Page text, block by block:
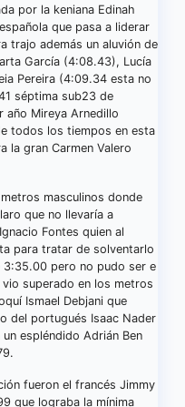
por la keniana Edinah
que pasa a liderar
trajo además un aluvión de
García (4:08.43), Lucía
Pereira (4:09.34 esta no
séptima sub23 de
año Mireya Arnedillo
todos los tiempos en esta
la gran Carmen Valero
masculinos donde
que no llevaría a
Fontes quien al
para tratar de solventarlo
3:35.00 pero no pudo ser e
superado en los metros
Ismael Debjani que
del portugués Isaac Nader
espléndido Adrián Ben
fueron el francés Jimmy
que lograba la mínima